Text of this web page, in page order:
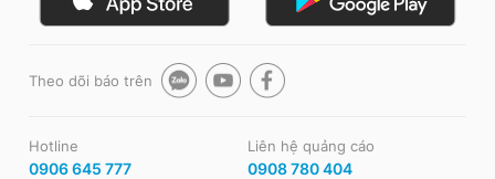
Theo dõi báo trên
Hotline
0906 645 777
Liên hệ quảng cáo
0908 780 404